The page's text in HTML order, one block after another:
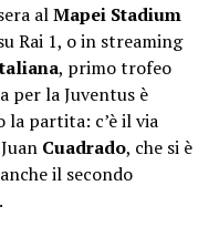
alMapei Stadium
Rai 1, o in streaming
, primo trofeo
per la Juventus è
la partita: c’è il via
Cuadrado, che si è
il secondo